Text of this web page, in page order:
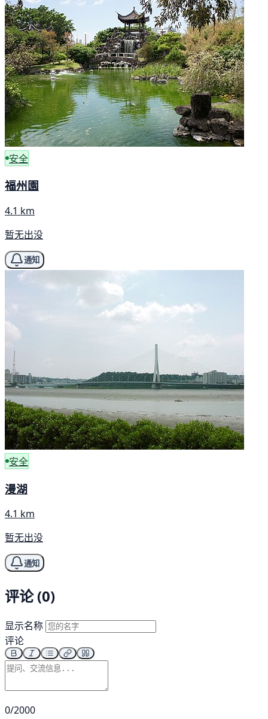
安全
福州園
4.1 km
暂无出没
通知
安全
漫湖
4.1 km
暂无出没
通知
评论 (0)
显示名称
评论
0/2000